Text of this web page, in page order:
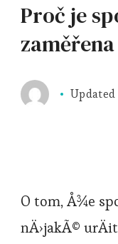
Proč je
O tom, Å¾e
nÄ›jakÃ©